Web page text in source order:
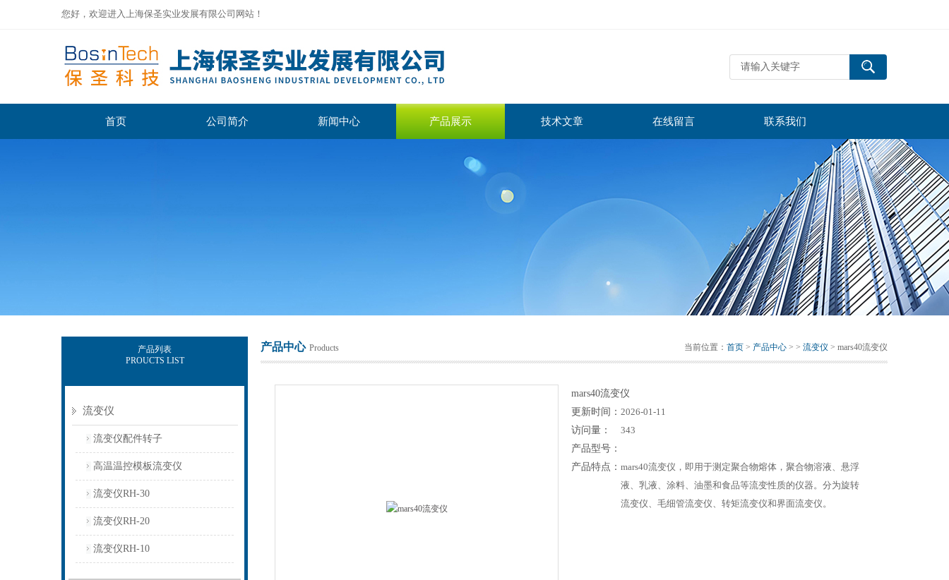
您好，欢迎进入上海保圣实业发展有限公司网站！
首页 公司简介 新闻中心 产品展示 技术文章 在线留言 联系我们
产品列表
PROUCTS LIST
流变仪
流变仪配件转子
高温温控模板流变仪
流变仪RH-30
流变仪RH-20
流变仪RH-10
产品中心 Products 当前位置： 首页 > 产品中心 > > 流变仪 > mars40流变仪
mars40流变仪
更新时间： 2026-01-11
访问量：
343
产品型号：
产品特点： mars40流变仪，即用于测定聚合物熔体，聚合物溶液、悬浮
液、乳液、涂料、油墨和食品等流变性质的仪器。分为旋转
流变仪、毛细管流变仪、转矩流变仪和界面流变仪。